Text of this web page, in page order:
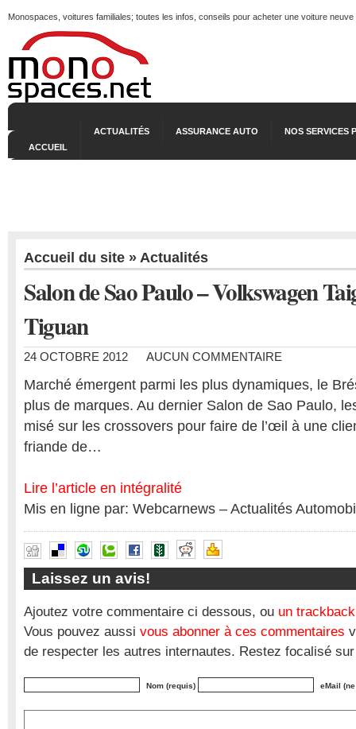
Monospaces, voitures familiales; toutes les infos, conseils pour acheter une voiture
ACCUEIL
ACTUALITÉS ASSURANCE AUTO NOS SERVICES
Accueil du site » Actualités
Salon de Sao Paulo – Volkswagen
Tiguan
24 OCTOBRE 2012 AUCUN COMMENTAIRE
Marché émergent parmi les plus dynamiques, le
plus de marques. Au dernier Salon de Sao Paulo,
misé sur les crossovers pour faire de l’œil à une
friande de…
Lire l’article en intégralité
Mis en ligne par: Webcarnews – Actualités
Laissez un avis!
Ajoutez votre commentaire ci dessous, ou un trackback
Vous pouvez aussi vous abonner à ces commentaires
de respecter les autres internautes. Restez focalisé
Nom (requis) eMail